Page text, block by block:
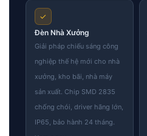
✓
Đèn Nhà Xưởng
Giải pháp chiếu sáng công
nghiệp thế hệ mới cho nhà
xưởng, kho bãi, nhà máy
sản xuất. Chip SMD 2835
chống chói, driver hãng lớn,
IP65, bảo hành 24 tháng.